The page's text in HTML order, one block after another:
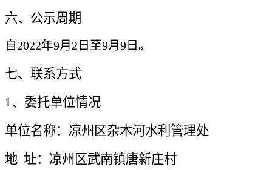
六、公示周期
自 2022年9月2日至9月9日。
七、联系方式
1、委托单位情况
单位名称：凉州区杂木河水利管理处
地 址：凉州区武南镇唐新庄村